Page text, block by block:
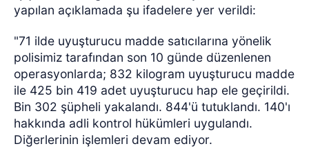
yapılan açıklamada şu ifadelere yer verildi:
"71 ilde uyuşturucu madde satıcılarına yönelik
polisimiz tarafından son 10 günde düzenlenen
operasyonlarda; 832 kilogram uyuşturucu madde
ile 425 bin 419 adet uyuşturucu hap ele geçirildi.
Bin 302 şüpheli yakalandı. 844'ü tutuklandı. 140'ı
hakkında adli kontrol hükümleri uygulandı.
Diğerlerinin işlemleri devam ediyor.